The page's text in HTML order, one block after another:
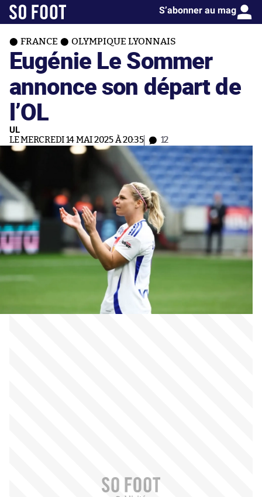
S’abonner au mag
FRANCE OLYMPIQUE LYONNAIS
Eugénie Le Sommer
annonce son départ de
l’OL
UL
LE MERCREDI 14 MAI 2025 À 20:35 12